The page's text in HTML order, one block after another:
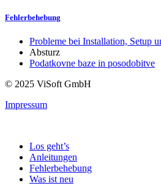
Fehlerbehebung
Probleme bei Installation, Setup
Absturz
Podatkovne baze in posodobitve
© 2025 ViSoft GmbH
Impressum
Los geht’s
Anleitungen
Fehlerbehebung
Was ist neu